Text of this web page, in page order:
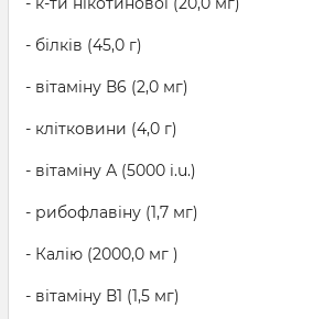
- білків (45,0 г)
- вітаміну В6 (2,0 мг)
- клітковини (4,0 г)
- вітаміну А (5000 i.u.)
- рибофлавіну (1,7 мг)
- Калію (2000,0 мг )
- вітаміну В1 (1,5 мг)